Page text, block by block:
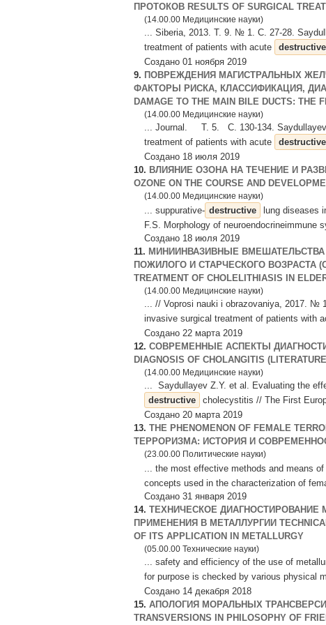
ПРОТОКОВ RESULTS OF SURGICAL
(14.00.00 Медицинские науки)
... Siberia, 2013. Т. 9. № 1. С. 27-28.
treatment of patients with acute
destructive
Создано 01 ноября 2019
9. ПОВРЕЖДЕНИЯ МАГИСТРАЛЬНЫХ
ФАКТОРЫ РИСКА, КЛАССИФИКАЦИЯ,
DAMAGE TO THE MAIN BILE DUCTS: THE
(14.00.00 Медицинские науки)
... Journal. Т. 5. С. 130-134. Saydullayev
treatment of patients with acute
destructive
Создано 18 июля 2019
10. ВЛИЯНИЕ ОЗОНА НА ТЕЧЕНИЕ И
OZONE ON THE COURSE AND
(14.00.00 Медицинские науки)
... suppurative- destructive
lung
F.S. Morphology of neuroendocrineimmune
Создано 18 июля 2019
11. МИНИИНВАЗИВНЫЕ
ПОЖИЛОГО И СТАРЧЕСКОГО ВОЗРАСТА
TREATMENT OF CHOLELITHIASIS IN
(14.00.00 Медицинские науки)
... // Voprosi nauki i obrazovaniya, 2017. №
invasive surgical treatment of patients with
Создано 22 марта 2019
12. СОВРЕМЕННЫЕ АСПЕКТЫ
DIAGNOSIS OF CHOLANGITIS
(14.00.00 Медицинские науки)
... Saydullayev Z.Y. et al. Evaluating the
destructive
cholecystitis // The First
Создано 20 марта 2019
13. THE PHENOMENON OF FEMALE
ТЕРРОРИЗМА: ИСТОРИЯ И
(23.00.00 Политические науки)
... the most effective methods and means
concepts used in the characterization of
Создано 31 января 2019
14. ТЕХНИЧЕСКОЕ ДИАГНОСТИРОВАНИЕ
ПРИМЕНЕНИЯ В МЕТАЛЛУРГИИ TECHNICAL
OF ITS APPLICATION IN METALLURGY
(05.00.00 Технические науки)
... safety and efficiency of the use of
for purpose is checked by various physical
Создано 14 декабря 2018
15. АПОЛОГИЯ МОРАЛЬНЫХ
TRANSVERSIONS IN PHILOSOPHY OF